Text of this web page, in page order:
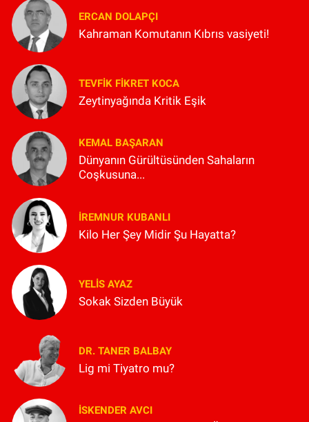
ERCAN DOLAPÇI
Kahraman Komutanın Kıbrıs vasiyeti!
TEVFIK FIKRET KOCA
Zeytinyağında Kritik Eşik
KEMAL BAŞARAN
Dünyanın Gürültüsünden Sahaların
Coşkusuna...
İREMNUR KUBANLI
Kilo Her Şey Midir Şu Hayatta?
YELIS AYAZ
Sokak Sizden Büyük
DR. TANER BALBAY
Lig mi Tiyatro mu?
İSKENDER AVCI